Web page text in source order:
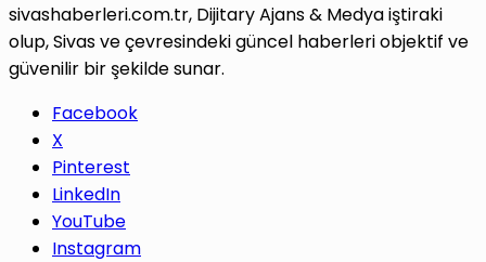
sivashaberleri.com.tr, Dijitary Ajans & Medya iştiraki
olup, Sivas ve çevresindeki güncel haberleri objektif ve
güvenilir bir şekilde sunar.
Facebook
X
Pinterest
LinkedIn
YouTube
Instagram